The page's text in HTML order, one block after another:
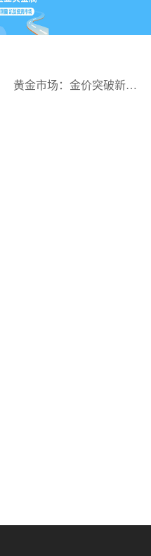
黄金市场：金价突破新